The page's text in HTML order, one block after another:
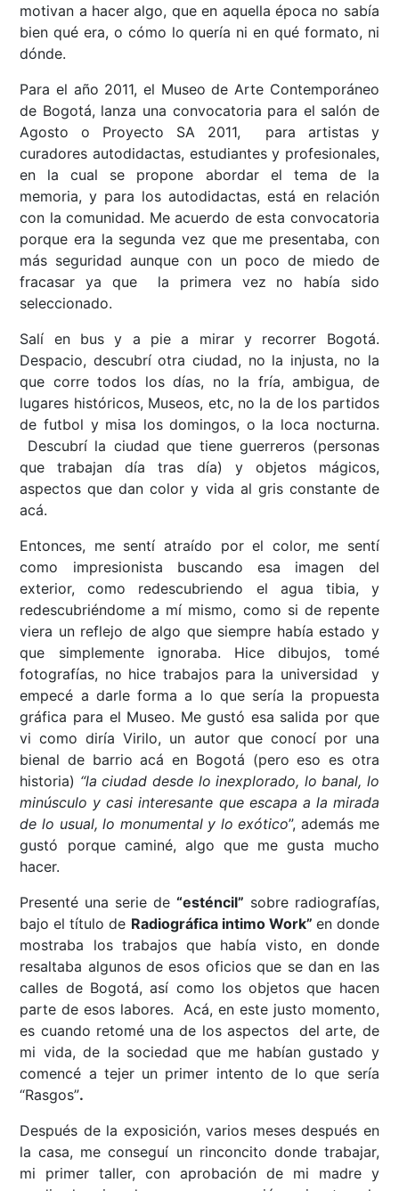
motivan a hacer algo, que en aquella época no sabía
bien qué era, o cómo lo quería ni en qué formato, ni
dónde.
Para el año 2011, el Museo de Arte Contemporáneo
de Bogotá, lanza una convocatoria para el salón de
Agosto o Proyecto SA 2011, para artistas y
curadores autodidactas, estudiantes y profesionales,
en la cual se propone abordar el tema de la
memoria, y para los autodidactas, está en relación
con la comunidad. Me acuerdo de esta convocatoria
porque era la segunda vez que me presentaba, con
más seguridad aunque con un poco de miedo de
fracasar ya que la primera vez no había sido
seleccionado.
Salí en bus y a pie a mirar y recorrer Bogotá.
Despacio, descubrí otra ciudad, no la injusta, no la
que corre todos los días, no la fría, ambigua, de
lugares históricos, Museos, etc, no la de los partidos
de futbol y misa los domingos, o la loca nocturna.
Descubrí la ciudad que tiene guerreros (personas
que trabajan día tras día) y objetos mágicos,
aspectos que dan color y vida al gris constante de
acá.
Entonces, me sentí atraído por el color, me sentí
como impresionista buscando esa imagen del
exterior, como redescubriendo el agua tibia, y
redescubriéndome a mí mismo, como si de repente
viera un reflejo de algo que siempre había estado y
que simplemente ignoraba. Hice dibujos, tomé
fotografías, no hice trabajos para la universidad y
empecé a darle forma a lo que sería la propuesta
gráfica para el Museo. Me gustó esa salida por que
vi como diría Virilo, un autor que conocí por una
bienal de barrio acá en Bogotá (pero eso es otra
historia) “la ciudad desde lo inexplorado, lo banal, lo
minúsculo y casi interesante que escapa a la mirada
de lo usual, lo monumental y lo exótico”, además me
gustó porque caminé, algo que me gusta mucho
hacer.
Presenté una serie de “esténcil” sobre radiografías,
bajo el título de Radiográfica intimo Work” en donde
mostraba los trabajos que había visto, en donde
resaltaba algunos de esos oficios que se dan en las
calles de Bogotá, así como los objetos que hacen
parte de esos labores. Acá, en este justo momento,
es cuando retomé una de los aspectos del arte, de
mi vida, de la sociedad que me habían gustado y
comencé a tejer un primer intento de lo que sería
“Rasgos”.
Después de la exposición, varios meses después en
la casa, me conseguí un rinconcito donde trabajar,
mi primer taller, con aprobación de mi madre y